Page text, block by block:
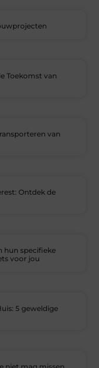
Toekomst van
van
Ontdek de
hun specifieke
voor jou
5 geweldige